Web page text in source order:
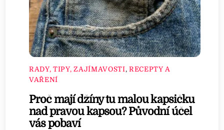
RADY, TIPY, ZAJÍMAVOSTI, RECEPTY A
VAŘENÍ
Proč mají džíny tu malou kapsičku
nad pravou kapsou? Původní účel
vás pobaví